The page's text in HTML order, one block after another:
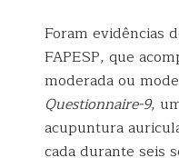
Foram evidências
FAPESP, que
moderada ou
Questionnaire-9,
acupuntura
cada durante seis